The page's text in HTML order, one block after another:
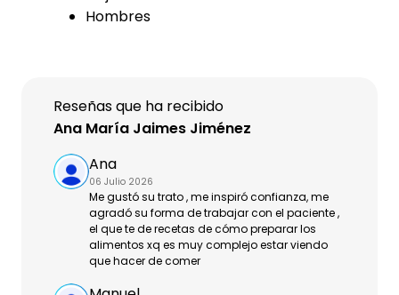
Hombres
Reseñas que ha recibido
Ana María Jaimes Jiménez
Ana
06 Julio 2026
Me gustó su trato , me inspiró confianza, me
agradó su forma de trabajar con el paciente ,
el que te de recetas de cómo preparar los
alimentos xq es muy complejo estar viendo
que hacer de comer